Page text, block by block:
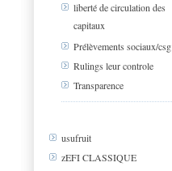
liberté de circulation des
capitaux
Prélèvements sociaux/csg
Rulings leur controle
Transparence
usufruit
zEFI CLASSIQUE